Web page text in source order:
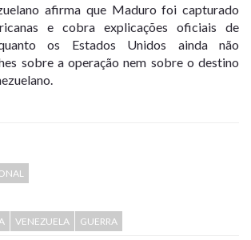
afirma que Maduro foi capturado
e cobra explicações oficiais de
os Estados Unidos ainda não
sobre a operação nem sobre o destino
VENEZUELA GUERRA